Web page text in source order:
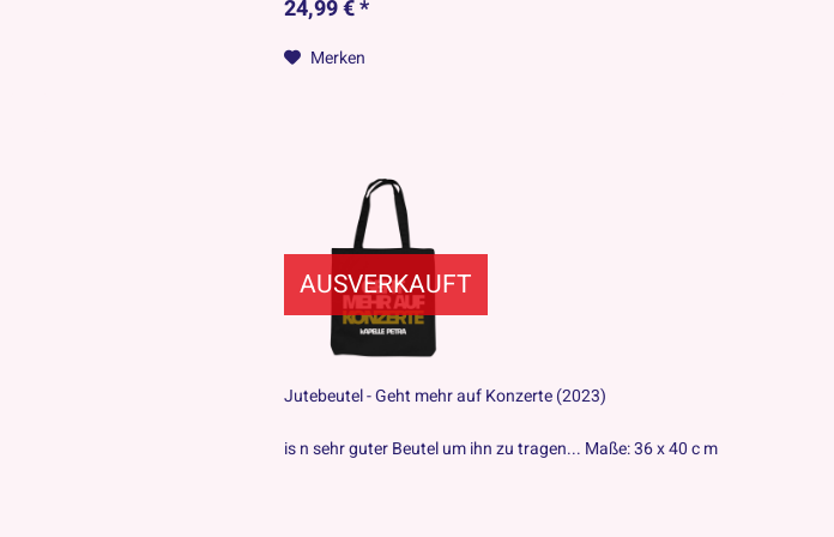
24,99 € *
Merken
AUSVERKAUFT
Jutebeutel - Geht mehr auf Konzerte (2023)
is n sehr guter Beutel um ihn zu tragen... Maße: 36 x 40 c m